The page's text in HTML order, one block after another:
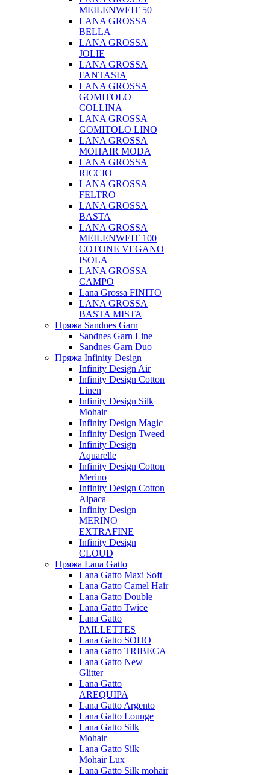
MEILENWEIT 50
LANA GROSSA
BELLA
LANA GROSSA
JOLIE
LANA GROSSA
FANTASIA
LANA GROSSA
GOMITOLO
COLLINA
LANA GROSSA
GOMITOLO LINO
LANA GROSSA
MOHAIR MODA
LANA GROSSA
RICCIO
LANA GROSSA
FELTRO
LANA GROSSA
BASTA
LANA GROSSA
MEILENWEIT 100
COTONE VEGANO
ISOLA
LANA GROSSA
CAMPO
Lana Grossa FINITO
LANA GROSSA
BASTA MISTA
Пряжа Sandnes Garn
Sandnes Garn Line
Sandnes Garn Duo
Пряжа Infinity Design
Infinity Design Air
Infinity Design Cotton
Linen
Infinity Design Silk
Mohair
Infinity Design Magic
Infinity Design Tweed
Infinity Design
Aquarelle
Infinity Design Cotton
Merino
Infinity Design Cotton
Alpaca
Infinity Design
MERINO
EXTRAFINE
Infinity Design
CLOUD
Пряжа Lana Gatto
Lana Gatto Maxi Soft
Lana Gatto Camel Hair
Lana Gatto Double
Lana Gatto Twice
Lana Gatto
PAILLETTES
Lana Gatto SOHO
Lana Gatto TRIBECA
Lana Gatto New
Glitter
Lana Gatto
AREQUIPA
Lana Gatto Argento
Lana Gatto Lounge
Lana Gatto Silk
Mohair
Lana Gatto Silk
Mohair Lux
Lana Gatto Silk mohair